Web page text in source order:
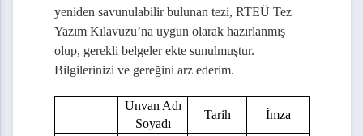
Kılavuzu Kontrol Formu
(Savunmadan Sonra )
Spiral Ciltli Tez Teslimi Tutanağı
Spiral Ciltli Tez Teslimi Tutanağı
yeniden savunulabilir bulunan tezi, RTEÜ Tez
Yazım Kılavuzu’na uygun olarak hazırlanmış
olup, gerekli belgeler ekte sunulmuştur.
Bilgilerinizi ve gereğini arz ederim.
Unvan Adı
Soyadı
Tarih İmza